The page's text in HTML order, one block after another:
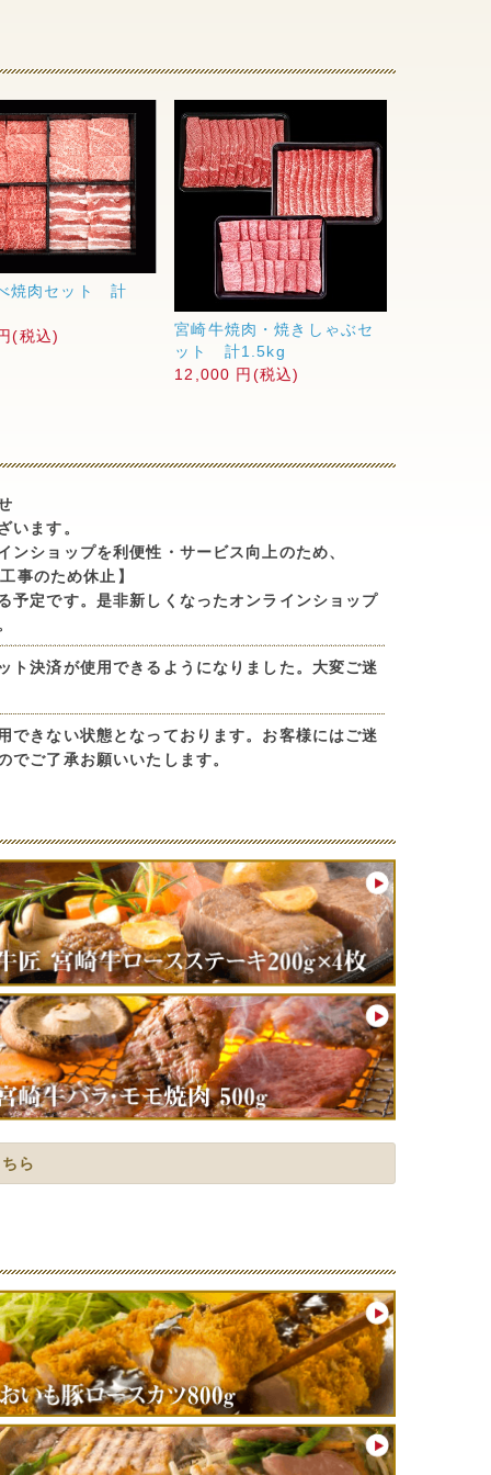
焼肉セット 計
(税込)
宮崎牛焼肉・焼きしゃぶセ
ット 計1.5kg
12,000 円(税込)
います。
ショップを利便性・サービス向上のため、
事のため休止】
予定です。是非新しくなったオンラインショップ
ト決済が使用できるようになりました。大変ご迷
できない状態となっております。お客様にはご迷
でご了承お願いいたします。
。
の九州地方大雨により、配達停止、遅延が発生し
る可能性があります。高速道路や空路にも影響が
します。
ための鉄板ルール
ら